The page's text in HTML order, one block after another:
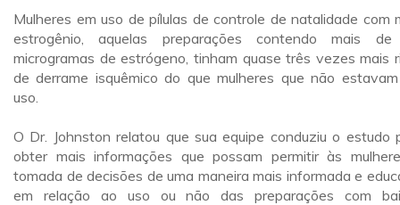
Mulheres em uso de pílulas de controle de natalidade com
estrogênio, aquelas preparações contendo mais
microgramas de estrógeno, tinham quase três vezes mais
de derrame isquêmico do que mulheres que não
uso.
O Dr. Johnston relatou que sua equipe conduziu o estudo
obter mais informações que possam permitir às
tomada de decisões de uma maneira mais informada e
em relação ao uso ou não das preparações com